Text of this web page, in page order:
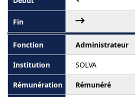
Administrateur
SOLVA
Rémunéré